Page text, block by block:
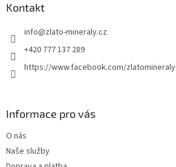
Kontakt
info@zlato-mineraly.cz
+420 777 137 289
https://www.facebook.com/zlatomineraly
Informace pro vás
O nás
Naše služby